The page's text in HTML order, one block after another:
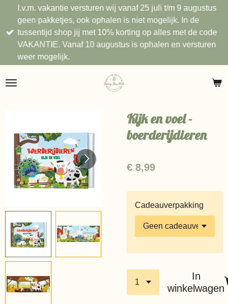
direct
naar
hoofdinhoud
I.v.m. vakantie versturen wij vanaf 25 juli t/m 9 augustus
geen pakketjes, ook ophalen is niet mogelijk. In de
tussentijd shop jij met 10% korting op alles met de code
VAKANTIE. Vanaf 10 augustus is ophalen en versturen
weer mogelijk.
Kijk en voel -
boerderijdieren
€ 8,99
Cadeauverpakking
In
winkelwagen